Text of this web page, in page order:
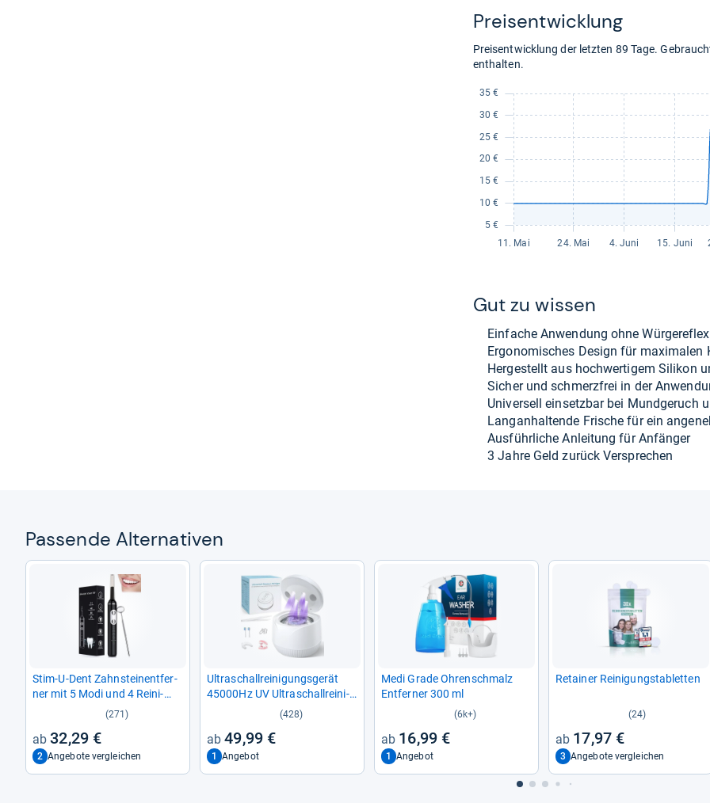
Preis­ent­wick­lung
Preisentwicklung der letzten 89 Tage.
enthalten.
Gut zu wis­sen
Ein­fa­che Anwen­dung ohne Wür­ge­re­flex
Ergo­no­mi­sches Design für maxi­ma­len
Her­ge­stellt aus hoch­wer­ti­gem Sili­kon
Sicher und schmerz­frei in der
Uni­ver­sell ein­setz­bar bei Mund­ge­ruch
Lan­gan­hal­tende Fri­sche für ein
Aus­führ­li­che Anlei­tung für Anfän­ger
3 Jahre Geld zurück Ver­spre­chen
Pas­sende Alter­na­ti­ven
Stim-​U-​Dent Zahn­stei­nent­fer­
ner mit 5 Modi und 4 Rei­ni­
(271)
32,29 €
2 Angebote vergleichen
Ultra­schall­rei­ni­gungs­ge­rät
45000Hz UV Ultra­schall­rei­ni­
ger 200ML Den­tal Pod
(428)
49,99 €
1 Angebot
Medi Grade Ohren­schmalz
Ent­fer­ner 300 ml
(6k+)
16,99 €
1 Angebot
Retai­ner Rei­ni­gungs­ta­blet­ten
(24)
17,97 €
3 Angebote vergleichen